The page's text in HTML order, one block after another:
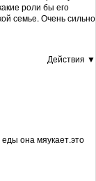
роли бы его
семье. Очень сильно
Действия ▼
она мяукает.это